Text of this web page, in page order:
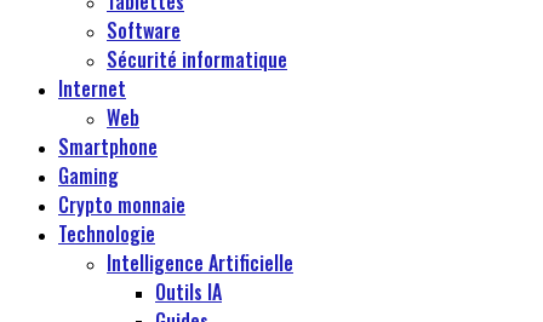
Software
Sécurité informatique
Internet
Web
Smartphone
Gaming
Crypto monnaie
Technologie
Intelligence Artificielle
Outils IA